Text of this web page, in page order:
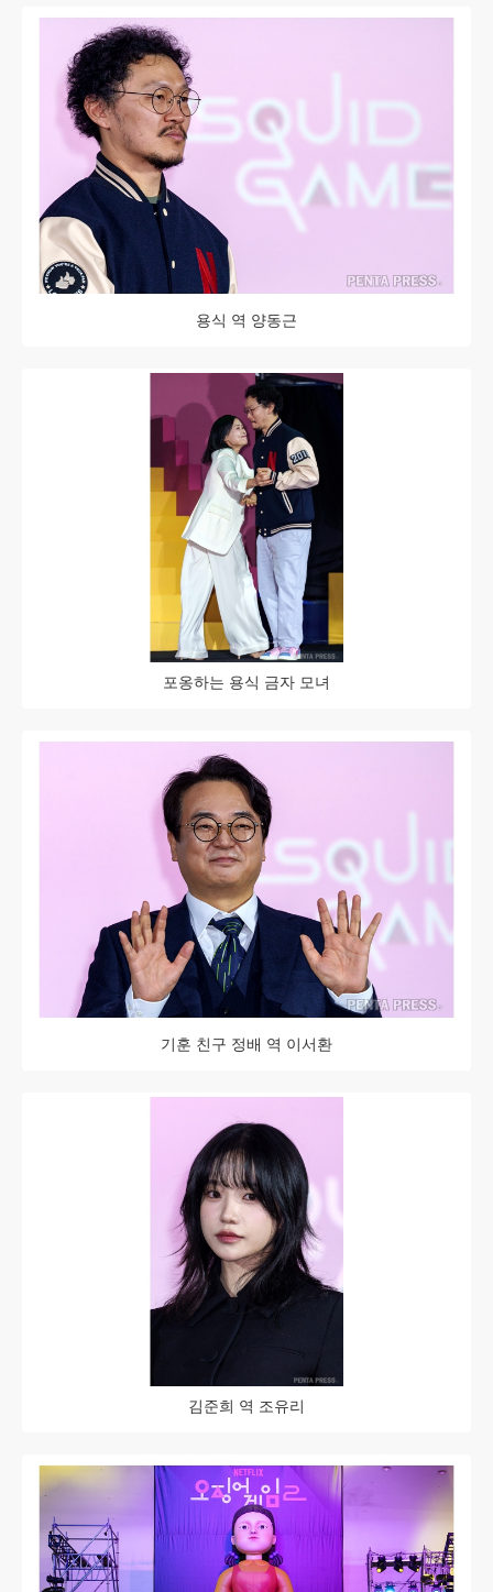
용식 역 양동근
포옹하는 용식 금자 모녀
기훈 친구 정배 역 이서환
김준희 역 조유리